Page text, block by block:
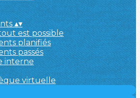
▴▾
est possible
planifiés
passés
interne
virtuelle